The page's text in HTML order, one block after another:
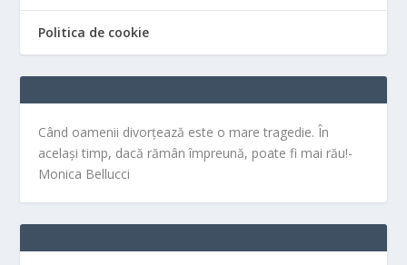
Politica de cookie
Când oamenii divorțează este o mare tragedie. În
același timp, dacă rămân împreună, poate fi mai rău!-
Monica Bellucci